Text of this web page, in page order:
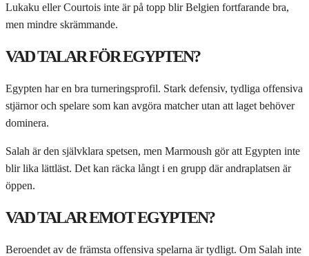
Lukaku eller Courtois inte är på topp blir Belgien fortfarande bra,
men mindre skrämmande.
VAD TALAR FÖR EGYPTEN?
Egypten har en bra turneringsprofil. Stark defensiv, tydliga offensiva
stjärnor och spelare som kan avgöra matcher utan att laget behöver
dominera.
Salah är den självklara spetsen, men Marmoush gör att Egypten inte
blir lika lättläst. Det kan räcka långt i en grupp där andraplatsen är
öppen.
VAD TALAR EMOT EGYPTEN?
Beroendet av de främsta offensiva spelarna är tydligt. Om Salah inte